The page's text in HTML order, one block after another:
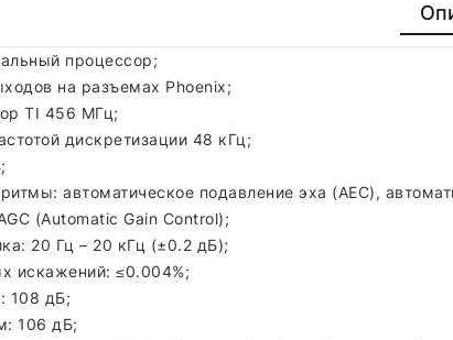
процессор;
на разъемах Phoenix;
TI 456 МГц;
дискретизации 48 кГц;
автоматическое подавление эха (AEC),
(Automatic Gain Control);
20 Гц – 20 кГц (±0.2 дБ);
искажений: ≤0.004%;
108 дБ;
106 дБ;